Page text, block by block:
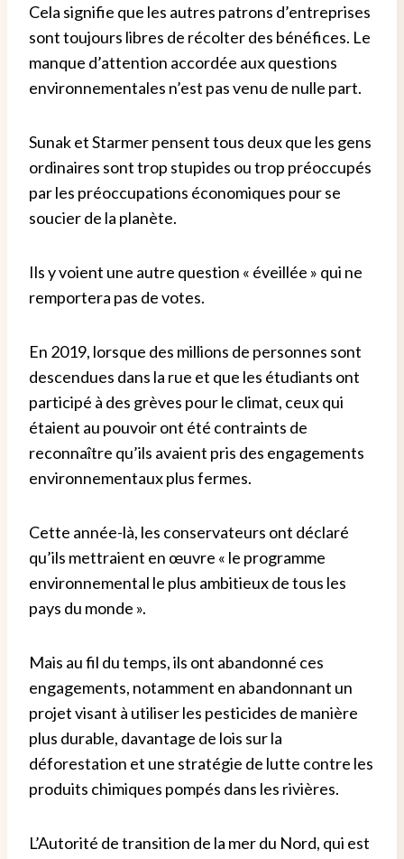
Cela signifie que les autres patrons d’entreprises
sont toujours libres de récolter des bénéfices. Le
manque d’attention accordée aux questions
environnementales n’est pas venu de nulle part.
Sunak et Starmer pensent tous deux que les gens
ordinaires sont trop stupides ou trop préoccupés
par les préoccupations économiques pour se
soucier de la planète.
Ils y voient une autre question « éveillée » qui ne
remportera pas de votes.
En 2019, lorsque des millions de personnes sont
descendues dans la rue et que les étudiants ont
participé à des grèves pour le climat, ceux qui
étaient au pouvoir ont été contraints de
reconnaître qu’ils avaient pris des engagements
environnementaux plus fermes.
Cette année-là, les conservateurs ont déclaré
qu’ils mettraient en œuvre « le programme
environnemental le plus ambitieux de tous les
pays du monde ».
Mais au fil du temps, ils ont abandonné ces
engagements, notamment en abandonnant un
projet visant à utiliser les pesticides de manière
plus durable, davantage de lois sur la
déforestation et une stratégie de lutte contre les
produits chimiques pompés dans les rivières.
L’Autorité de transition de la mer du Nord, qui est